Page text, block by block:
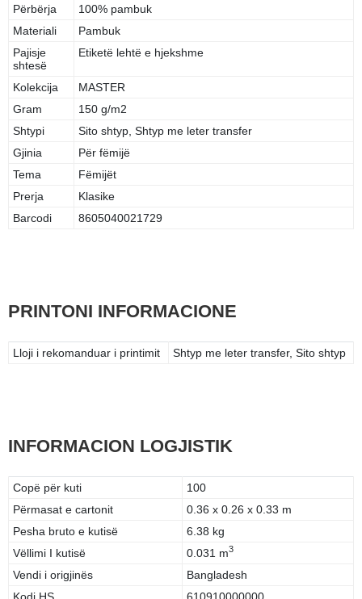
Përbërja
100% pambuk
Materiali
Pambuk
Pajisje
shtesë
Etiketë lehtë e hjekshme
Kolekcija
MASTER
Gram
150 g/m2
Shtypi
Sito shtyp, Shtyp me leter transfer
Gjinia
Për fëmijë
Tema
Fëmijët
Prerja
Klasike
Barcodi
8605040021729
PRINTONI INFORMACIONE
Lloji i rekomanduar i printimit Shtyp me leter transfer, Sito shtyp
INFORMACION LOGJISTIK
Copë për kuti
100
Përmasat e cartonit
0.36 x 0.26 x 0.33 m
Pesha bruto e kutisë
6.38 kg
Vëllimi I kutisë
0.031 m3
Vendi i origjinës
Bangladesh
Kodi HS
610910000000